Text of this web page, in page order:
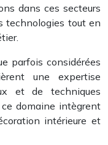
dans ces secteurs
technologies tout en
parfois considérées
une expertise
et de techniques
domaine intègrent
intérieure et